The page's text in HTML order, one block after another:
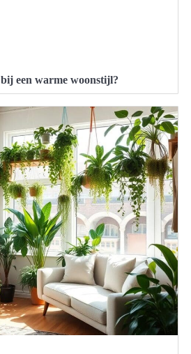
een warme woonstijl?